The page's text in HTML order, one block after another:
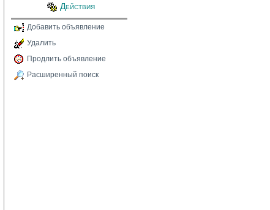
Действия
Добавить объявление
Удалить
Продлить объявление
Расширенный поиск